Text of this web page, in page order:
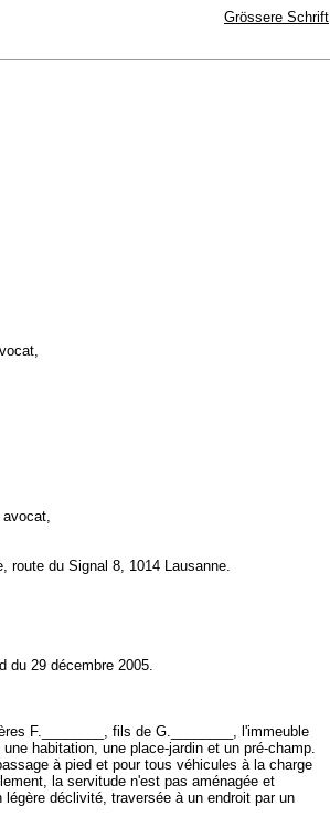
Grössere Schrift
avocat,
route du Signal 8, 1014 Lausanne.
du 29 décembre 2005.
F.________, fils de G.________, l'immeuble
habitation, une place-jardin et un pré-champ.
à pied et pour tous véhicules à la charge
la servitude n'est pas aménagée et
déclivité, traversée à un endroit par un